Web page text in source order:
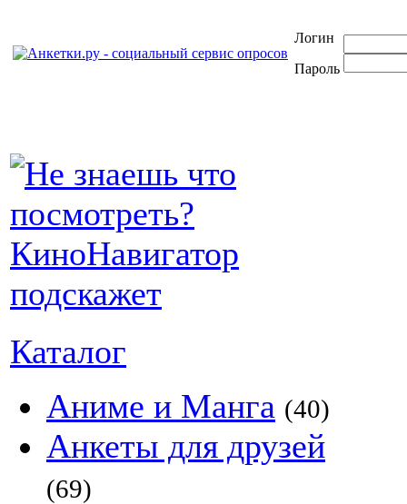
Логин
Пароль
Каталог
Аниме и Манга (40)
Анкеты для друзей
(69)